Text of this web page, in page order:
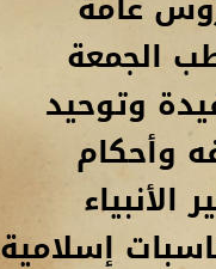
الجمعة
وتوحيد
وأحكام
الأنبياء
إسلامية